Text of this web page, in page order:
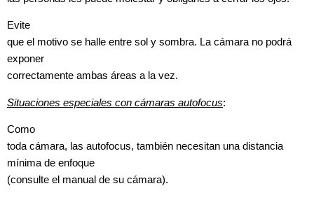
Evite
que el motivo se halle entre sol y sombra. La cámara no podrá
exponer
correctamente ambas áreas a la vez.
Situaciones especiales con cámaras autofocus:
Como
toda cámara, las autofocus, también necesitan una distancia
mínima de enfoque
(consulte el manual de su cámara).